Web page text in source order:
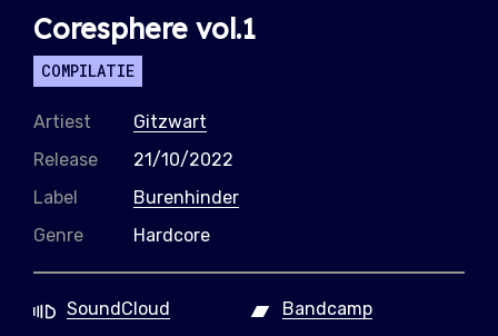
Coresphere vol.1
COMPILATIE
Artiest
Gitzwart
Release
21/10/2022
Label
Burenhinder
Genre
Hardcore
SoundCloud Bandcamp